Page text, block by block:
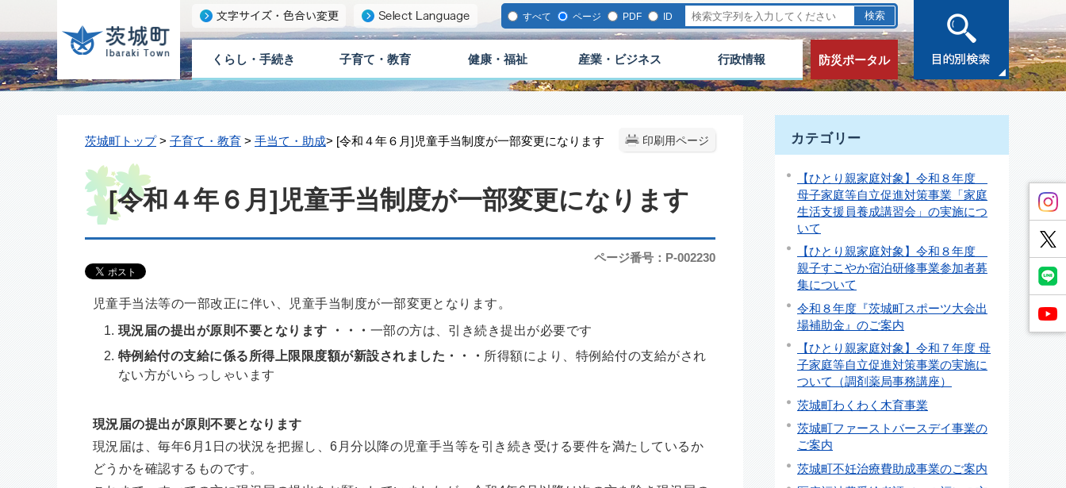
すべて ページ PDF ID
くらし・手続き 子育て・教育 健康・福祉 産業・ビジネス 行政情報 防災ポータル
印刷用ページ
茨城町トップ> 子育て・教育 > 手当て・助成> [令和４年６月]児童手当制度が一部変更になります
[令和４年６月]児童手当制度が一部変更になります
ページ番号：P-002230
児童手当法等の一部改正に伴い、児童手当制度が一部変更となります。
現況届の提出が原則不要となります ・・・ 一部の方は、引き続き提出が必要です
特例給付の支給に係る所得上限限度額が新設されました・・・ 所得額により、特例給付の支給がされ
ない方がいらっしゃいます
現況届の提出が原則不要となります
現況届は、毎年6月1日の状況を把握し、6月分以降の児童手当等を引き続き受ける要件を満たしているか
どうかを確認するものです。
カテゴリー
【ひとり親家庭対象】令和８年度
母子家庭等自立促進対策事業「家庭
生活支援員養成講習会」の実施につ
いて
【ひとり親家庭対象】令和８年度
親子すこやか宿泊研修事業参加者募
集について
令和８年度『茨城町スポーツ大会出
場補助金』のご案内
【ひとり親家庭対象】令和７年度 母
子家庭等自立促進対策事業の実施に
ついて（調剤薬局事務講座）
茨城町わくわく木育事業
茨城町ファーストバースデイ事業の
ご案内
茨城町不妊治療費助成事業のご案内